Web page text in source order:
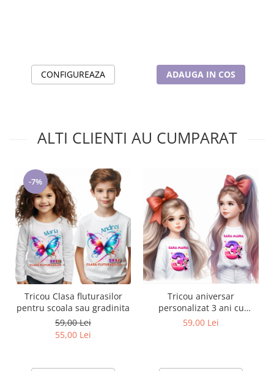
CONFIGUREAZA ADAUGA IN COS
ALTI CLIENTI AU CUMPARAT
-7%
Tricou Clasa fluturasilor
pentru scoala sau gradinita
59,00 Lei
55,00 Lei
Tricou aniversar
personalizat 3 ani cu
Minnie Mouse TAMM1012.7
59,00 Lei